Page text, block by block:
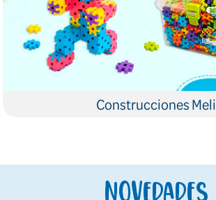
Construcciones Meli
Novedades